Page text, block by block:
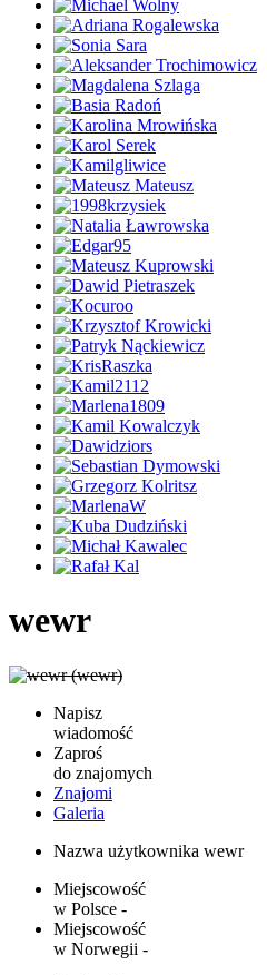
wewr
Napisz
wiadomość
Zaproś
do znajomych
Znajomi
Galeria
Nazwa użytkownika wewr
Miejscowość
w Polsce -
Miejscowość
w Norwegii -